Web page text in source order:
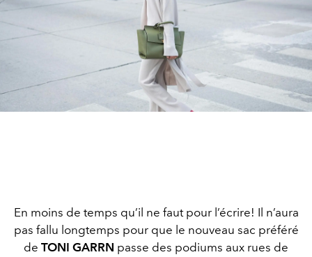
En moins de temps qu’il ne faut pour l’écrire! Il n’aura
pas fallu longtemps pour que le nouveau sac préféré
de TONI GARRN passe des podiums aux rues de